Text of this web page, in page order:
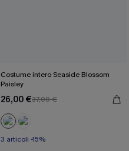
Costume intero Seaside Blossom
Paisley
26,00 €37,00 €
3 articoli -15%